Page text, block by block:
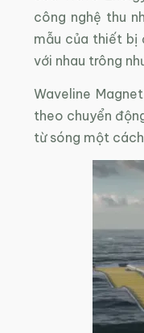
công nghệ thu
mẫu của thiết bị
với nhau trông
Waveline
theo chuyển
từ sóng một